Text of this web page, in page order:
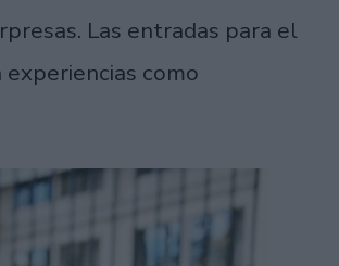
Las entradas para el
como